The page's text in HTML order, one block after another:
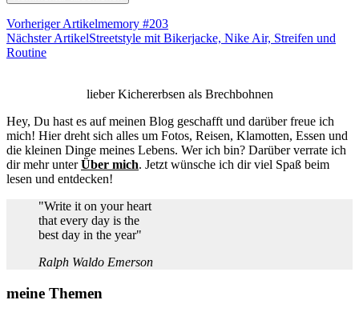
Vorheriger Artikelmemory #203
Nächster ArtikelStreetstyle mit Bikerjacke, Nike Air, Streifen und
Routine
lieber Kichererbsen als Brechbohnen
Hey, Du hast es auf meinen Blog geschafft und darüber freue ich
mich! Hier dreht sich alles um Fotos, Reisen, Klamotten, Essen und
die kleinen Dinge meines Lebens. Wer ich bin? Darüber verrate ich
dir mehr unterÜber mich. Jetzt wünsche ich dir viel Spaß beim
lesen und entdecken!
"Write it on your heart
that every day is the
best day in the year"
Ralph Waldo Emerson
meine Themen